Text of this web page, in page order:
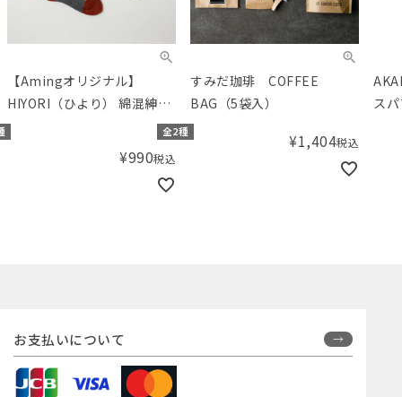
【Amingオリジナル】
HIYORI（ひより） 綿混紳士
3色切り替えクルーソックス全2種
¥990税込
すみだ珈琲 COFFEE
BAG（5袋入）
¥1,404税込
ス
お支払いについて